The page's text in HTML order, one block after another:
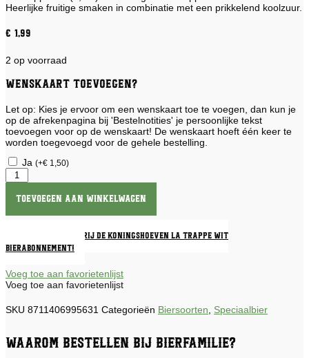
Heerlijke fruitige smaken in combinatie met een prikkelend koolzuur.
€ 1,99
2 op voorraad
Wenskaart toevoegen?
Let op: Kies je ervoor om een wenskaart toe te voegen, dan kun je
op de afrekenpagina bij 'Bestelnotities' je persoonlijke tekst
toevoegen voor op de wenskaart! De wenskaart hoeft één keer te
worden toegevoegd voor de gehele bestelling.
Ja (+€ 1,50)
Brouwerij
De
Koningshoeven
Trappe
Toevoegen aan winkelwagen
Neem een Brouwerij De Koningshoeven La Trappe Wit
bierabonnement!
Voeg toe aan favorietenlijst
Voeg toe aan favorietenlijst
SKU 8711406995631 Categorieën Biersoorten, Speciaalbier
Waarom bestellen bij Bierfamilie?